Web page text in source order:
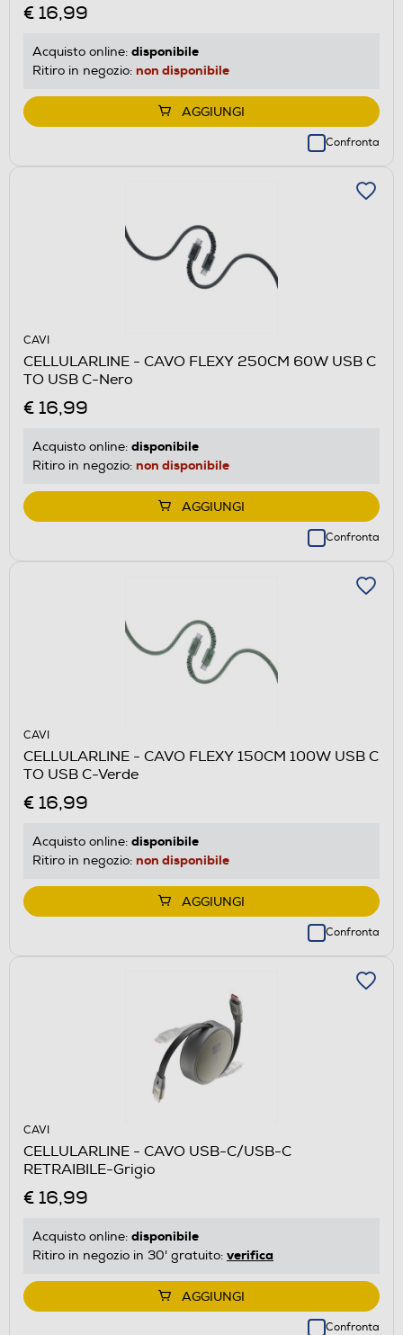
€ 16,99
Acquisto online: disponibile
Ritiro in negozio: non disponibile
AGGIUNGI
Confronta
CAVI
CELLULARLINE - CAVO FLEXY 250CM 60W USB C
TO USB C-Nero
€ 16,99
Acquisto online: disponibile
Ritiro in negozio: non disponibile
AGGIUNGI
Confronta
CAVI
CELLULARLINE - CAVO FLEXY 150CM 100W USB C
TO USB C-Verde
€ 16,99
Acquisto online: disponibile
Ritiro in negozio: non disponibile
AGGIUNGI
Confronta
CAVI
CELLULARLINE - CAVO USB-C/USB-C
RETRAIBILE-Grigio
€ 16,99
Acquisto online: disponibile
Ritiro in negozio in 30' gratuito: verifica
AGGIUNGI
Confronta